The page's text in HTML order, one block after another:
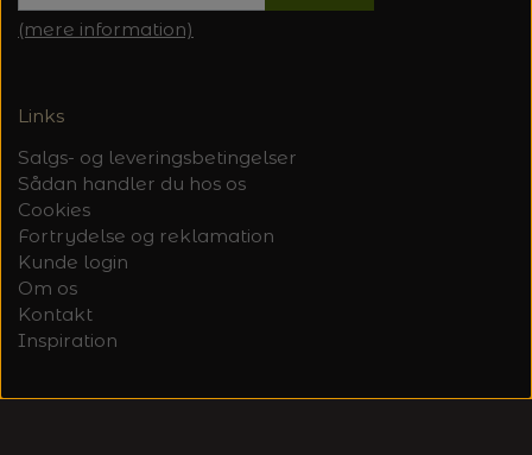
(mere information)
Links
Salgs- og leveringsbetingelser
Sådan handler du hos os
Cookies
Fortrydelse og reklamation
Kunde login
Om os
Kontakt
Inspiration